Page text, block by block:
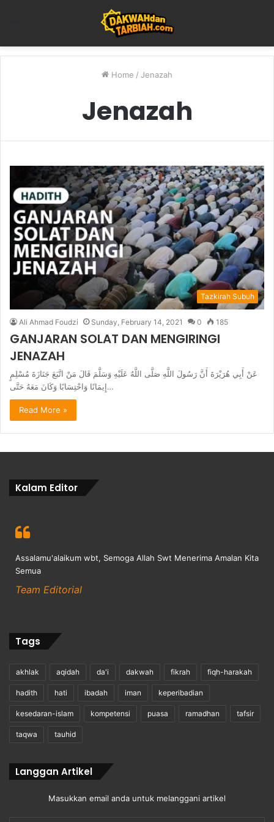
Home / Jenazah
Jenazah
Tazkirah Subuh
Ali Ahmad Foudzi Sunday, February 14, 2021 0 185
GANJARAN SOLAT DAN MENGIRINGI
JENAZAH
عَنْ أَبِي هُرَيْرَةَ أَنَّ رَسُولَ اللَّهِ صَلَّى اللَّهُ عَلَيْهِ وَسَلَّمَ قَالَ مَنْ اتَّبَعَ جَنَازَةَ مُسْلِمٍ
إِيمَانًا وَاحْتِسَابًا وَكَانَ مَعَهُ حَتَّى…
Read More »
Kalam Editor
Assalamu'alaikum wbt, Semoga Allah Swt Menerima Amalan Kita
Semua
Team Editorial
Tags
akhlak aqidah da'i dakwah fikrah fiqh-harakah
hadith hati ibadah iman keperibadian
kesedaran-islam kompetensi puasa ramadhan tafsir
taqwa tauhid
Langgan Artikel
Masukkan email anda untuk melanggani artikel